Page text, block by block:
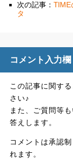
次の記事： TIME
タ
コメント入力欄
この記事に関す
さい♪
また、ご質問等
答えします。
コメントは承認
れます。